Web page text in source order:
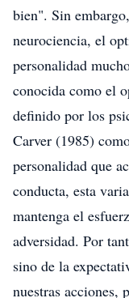
bien". Sin
neurociencia, el
personalidad
conocida como el
definido por los
Carver (1985)
personalidad que
conducta, esta
mantenga el
adversidad. Por
sino de la
nuestras acciones,